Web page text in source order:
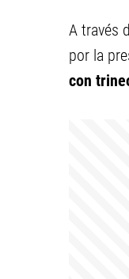
A través
por la
con